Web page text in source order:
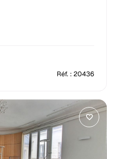
Réf. : 20436